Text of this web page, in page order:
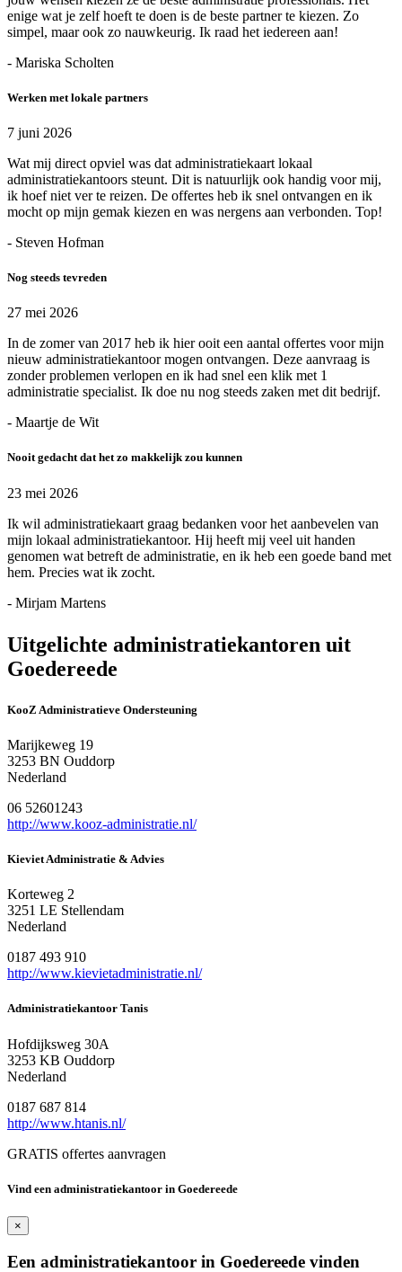
enige wat je zelf hoeft te doen is de beste partner te kiezen. Zo
simpel, maar ook zo nauwkeurig. Ik raad het iedereen aan!
- Mariska Scholten
Werken met lokale partners
7 juni 2026
Wat mij direct opviel was dat administratiekaart lokaal
administratiekantoors steunt. Dit is natuurlijk ook handig voor mij,
ik hoef niet ver te reizen. De offertes heb ik snel ontvangen en ik
mocht op mijn gemak kiezen en was nergens aan verbonden. Top!
- Steven Hofman
Nog steeds tevreden
27 mei 2026
In de zomer van 2017 heb ik hier ooit een aantal offertes voor mijn
nieuw administratiekantoor mogen ontvangen. Deze aanvraag is
zonder problemen verlopen en ik had snel een klik met 1
administratie specialist. Ik doe nu nog steeds zaken met dit bedrijf.
- Maartje de Wit
Nooit gedacht dat het zo makkelijk zou kunnen
23 mei 2026
Ik wil administratiekaart graag bedanken voor het aanbevelen van
mijn lokaal administratiekantoor. Hij heeft mij veel uit handen
genomen wat betreft de administratie, en ik heb een goede band met
hem. Precies wat ik zocht.
- Mirjam Martens
Uitgelichte administratiekantoren uit
Goedereede
KooZ Administratieve Ondersteuning
Marijkeweg 19
3253 BN Ouddorp
Nederland
06 52601243
http://www.kooz-administratie.nl/
Kieviet Administratie & Advies
Korteweg 2
3251 LE Stellendam
Nederland
0187 493 910
http://www.kievietadministratie.nl/
Administratiekantoor Tanis
Hofdijksweg 30A
3253 KB Ouddorp
Nederland
0187 687 814
http://www.htanis.nl/
GRATIS offertes aanvragen
Vind een administratiekantoor in Goedereede
×
Een administratiekantoor in Goedereede vinden